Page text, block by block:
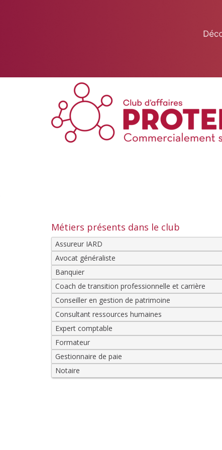
Club de Blagnac (Haute-Garonne)
Métiers présents dans le club
Assureur IARD
Avocat généraliste
Banquier
Coach de transition professionnelle et carrière
Conseiller en gestion de patrimoine
Consultant ressources humaines
Expert comptable
Formateur
Gestionnaire de paie
Notaire